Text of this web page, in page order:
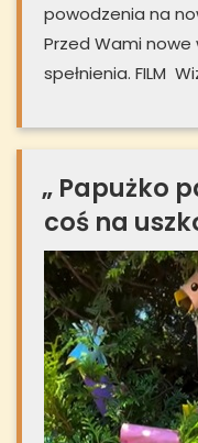
powodzenia na
Przed Wami
spełnienia. FILM
„ Papużko
coś na